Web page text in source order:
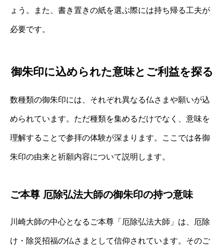
ょう。また、書き置きの紙を選ぶ際には持ち帰る工夫が
必要です。
御朱印に込められた意味とご利益を探る
数種類の御朱印には、それぞれ異なる仏さまや願いが込
められています。ただ種類を集めるだけでなく、意味を
理解することで参拝の体験が深まります。ここでは各御
朱印の由来と祈願内容について説明します。
ご本尊 厄除弘法大師の御朱印の持つ意味
川崎大師の中心となるご本尊「厄除弘法大師」は、厄除
け・除災招福の仏さまとして信仰されています。そのご